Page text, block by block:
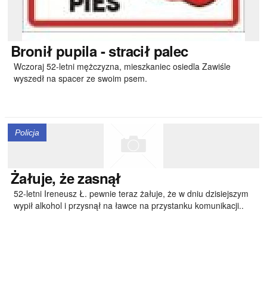
Broniłpupila - stracił palec
Wczoraj 52-letni mężczyzna, mieszkaniec osiedla Zawiśle
wyszedł na spacer ze swoim psem.
Policja
Żałuje, że zasnął
52-letni Ireneusz Ł. pewnie teraz żałuje, że w dniu dzisiejszym
wypił alkohol i przysnął na ławce na przystanku komunikacji..